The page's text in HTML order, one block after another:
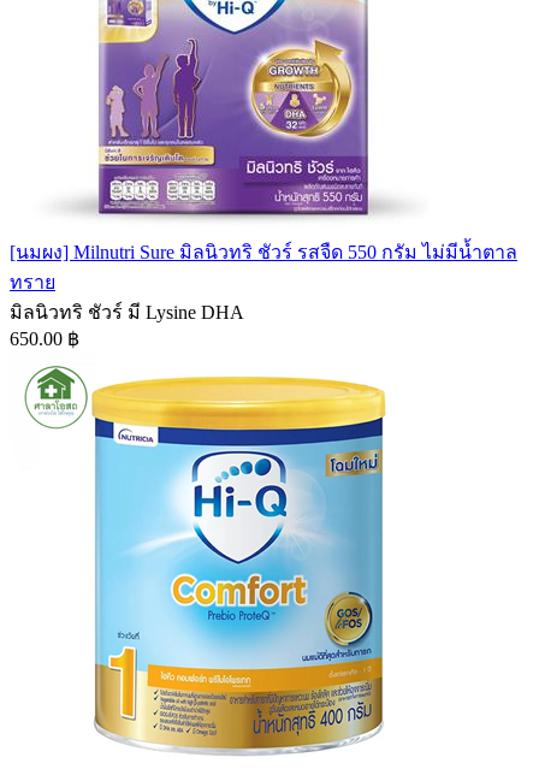
[นมผง] Milnutri Sure มิลนิวทริ ชัวร์ รสจืด 550 กรัม ไม่มีน้ำตาล
ทราย
มิลนิวทริ ชัวร์ มี Lysine DHA
650.00 ฿